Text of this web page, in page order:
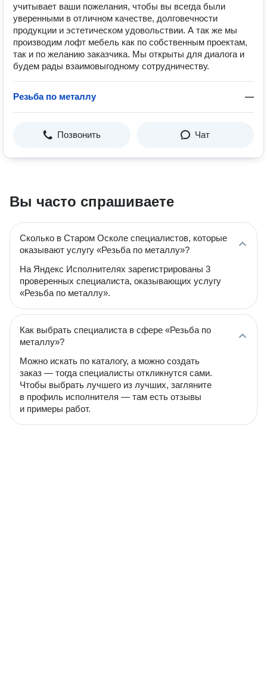
учитывает ваши пожелания, чтобы вы всегда были
уверенными в отличном качестве, долговечности
продукции и эстетическом удовольствии. А так же мы
производим лофт мебель как по собственным проектам,
так и по желанию заказчика. Мы открыты для диалога и
будем рады взаимовыгодному сотрудничеству.
Резьба по металлу —
Позвонить Чат
Вы часто спрашиваете
Сколько в Старом Осколе специалистов, которые
оказывают услугу «Резьба по металлу»?
На Яндекс Исполнителях зарегистрированы 3
проверенных специалиста, оказывающих услугу
«Резьба по металлу».
Как выбрать специалиста в сфере «Резьба по
металлу»?
Можно искать по каталогу, а можно создать
заказ — тогда специалисты откликнутся сами.
Чтобы выбрать лучшего из лучших, загляните
в профиль исполнителя — там есть отзывы
и примеры работ.